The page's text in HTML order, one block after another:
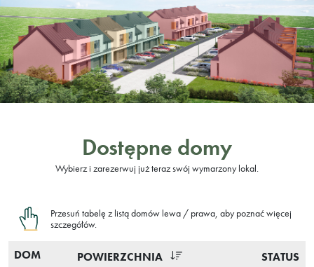
Dostępne domy
Wybierz i zarezerwuj już teraz swój wymarzony lokal.
Przesuń tabelę z listą domów lewa / prawa, aby poznać więcej
szczegółów.
DOM POWIERZCHNIA
STATUS